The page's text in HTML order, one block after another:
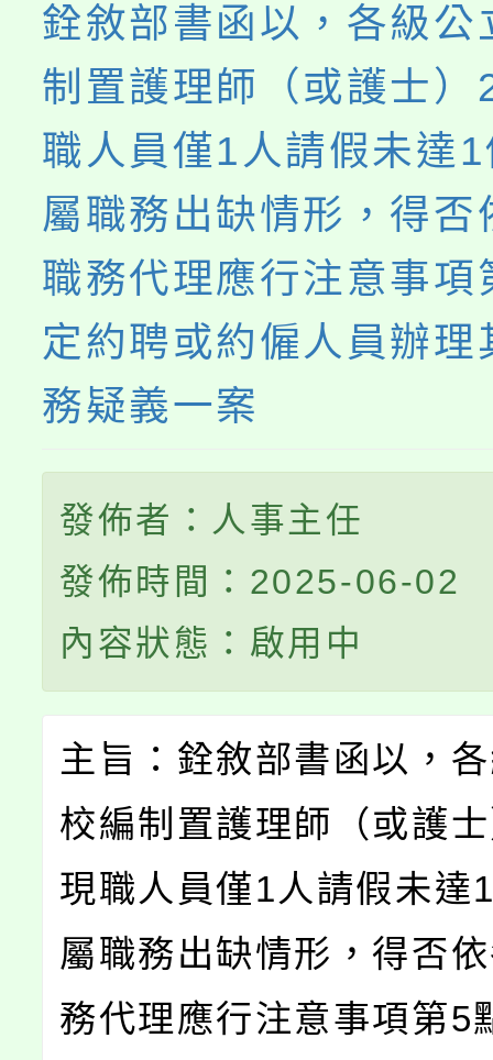
銓敘部書函以，各級公
制置護理師（或護士）
職人員僅1人請假未達
屬職務出缺情形，得否
職務代理應行注意事項
定約聘或約僱人員辦理
務疑義一案
發佈者：人事主任
發佈時間：2025-06-02
內容狀態：啟用中
主旨：銓敘部書函以，
校編制置護理師（或護
現職人員僅1人請假未達
屬職務出缺情形，得否
務代理應行注意事項第5